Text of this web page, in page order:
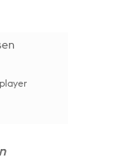
player